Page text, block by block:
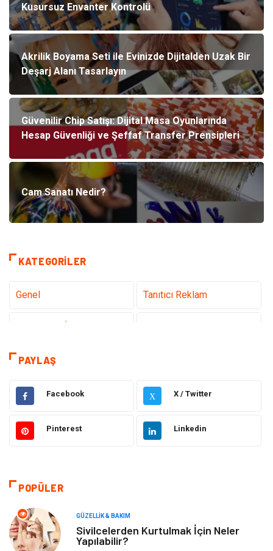
Kusursuz Envanter Kontrolü
Akrilik Boyama Seti ile Evinizde Dijitalden Uzak Bir
Deşarj Alanı Tasarlayın
Güvenilir Chip Satışı: Dijital Masa Oyunlarında
Hesap Güvenliği ve Şeffaf Transfer Prensipleri
Cam Sanatı Nedir?
KATEGORILER
Genel Tanıtıcı Reklam
Eğitim & Kariyer
Gündem Hukuk
Moda Sağlıklı Yaşam
Bilgisayar & Yazılım
Makine
Giyim
PAYLAŞ
Facebook X X / Twitter
Pinterest Linkedin
POPÜLER
GÜZELLIK & BAKIM
Sivilcelerden Kurtulmak İçin Neler
Yapılabilir?